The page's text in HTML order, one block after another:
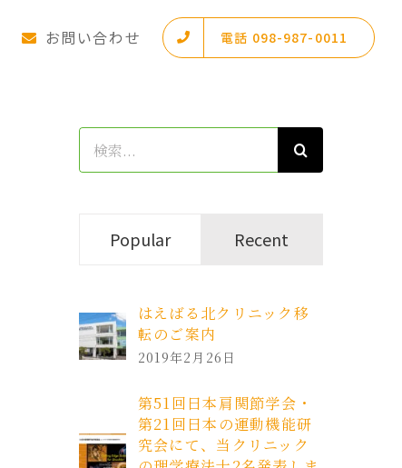
お問い合わせ 電話 098-987-0011
Popular Recent
はえばる北クリニック移
転のご案内
2019年2月26日
第51回日本肩関節学会・
第21回日本の運動機能研
究会にて、当クリニック